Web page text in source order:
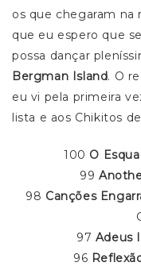
os que chegaram na
que eu espero que
possa dançar
Bergman Island. O
eu vi pela primeira
lista e aos Chikitos
100 O
99
98 Canções
97 Adeus
96